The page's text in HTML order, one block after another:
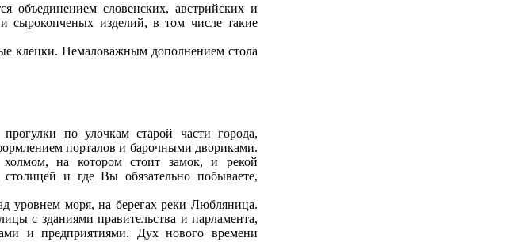
объединением словенских, австрийских и
сырокопченых изделий, в том числе такие
клецки. Немаловажным дополнением стола
по улочкам старой части города,
порталов и барочными двориками.
холмом, на котором стоит замок, и рекой
и где Вы обязательно побываете,
моря, на берегах реки Любляница.
с зданиями правительства и парламента,
и предприятиями. Дух нового времени